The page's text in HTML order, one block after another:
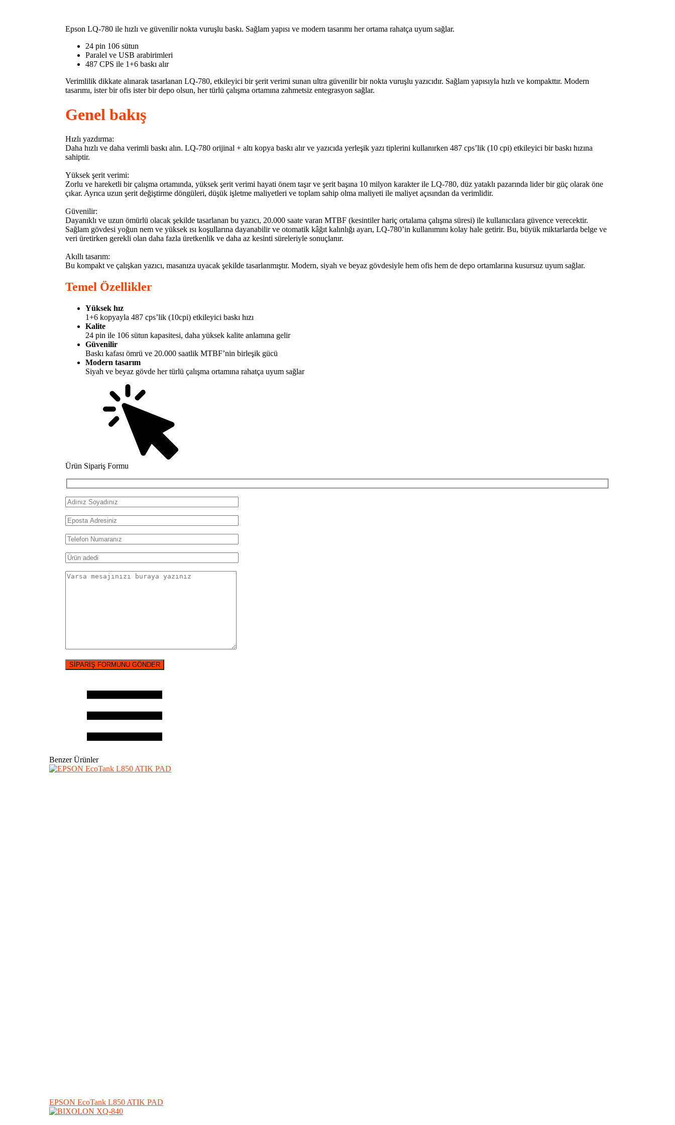
Epson LQ-780 ile hızlı ve güvenilir nokta vuruşlu baskı. Sağlam yapısı ve modern tasarımı her ortama rahatça uyum sağlar.
24 pin 106 sütun
Paralel ve USB arabirimleri
487 CPS ile 1+6 baskı alır
Verimlilik dikkate alınarak tasarlanan LQ-780, etkileyici bir şerit verimi sunan ultra güvenilir bir nokta vuruşlu yazıcıdır. Sağlam yapısıyla hızlı ve kompakttır. Modern
tasarımı, ister bir ofis ister bir depo olsun, her türlü çalışma ortamına zahmetsiz entegrasyon sağlar.
Genel bakış
Hızlı yazdırma:
Daha hızlı ve daha verimli baskı alın. LQ-780 orijinal + altı kopya baskı alır ve yazıcıda yerleşik yazı tiplerini kullanırken 487 cps’lik (10 cpi) etkileyici bir baskı hızına
sahiptir.
Yüksek şerit verimi:
Zorlu ve hareketli bir çalışma ortamında, yüksek şerit verimi hayati önem taşır ve şerit başına 10 milyon karakter ile LQ-780, düz yataklı pazarında lider bir güç olarak öne
çıkar. Ayrıca uzun şerit değiştirme döngüleri, düşük işletme maliyetleri ve toplam sahip olma maliyeti ile maliyet açısından da verimlidir.
Güvenilir:
Dayanıklı ve uzun ömürlü olacak şekilde tasarlanan bu yazıcı, 20.000 saate varan MTBF (kesintiler hariç ortalama çalışma süresi) ile kullanıcılara güvence verecektir.
Sağlam gövdesi yoğun nem ve yüksek ısı koşullarına dayanabilir ve otomatik kâğıt kalınlığı ayarı, LQ-780’in kullanımını kolay hale getirir. Bu, büyük miktarlarda belge ve
veri üretirken gerekli olan daha fazla üretkenlik ve daha az kesinti süreleriyle sonuçlanır.
Akıllı tasarım:
Bu kompakt ve çalışkan yazıcı, masanıza uyacak şekilde tasarlanmıştır. Modern, siyah ve beyaz gövdesiyle hem ofis hem de depo ortamlarına kusursuz uyum sağlar.
Temel Özellikler
Yüksek hız
1+6 kopyayla 487 cps’lik (10cpi) etkileyici baskı hızı
Kalite
24 pin ile 106 sütun kapasitesi, daha yüksek kalite anlamına gelir
Güvenilir
Baskı kafası ömrü ve 20.000 saatlik MTBF’nin birleşik gücü
Modern tasarım
Siyah ve beyaz gövde her türlü çalışma ortamına rahatça uyum sağlar
Ürün Sipariş Formu
Benzer Ürünler
EPSON EcoTank L850 ATIK PAD